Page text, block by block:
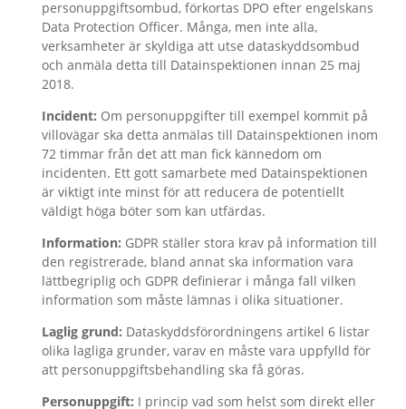
personuppgiftsombud, förkortas DPO efter engelskans
Data Protection Officer. Många, men inte alla,
verksamheter är skyldiga att utse dataskyddsombud
och anmäla detta till Datainspektionen innan 25 maj
2018.
Incident: Om personuppgifter till exempel kommit på
villovägar ska detta anmälas till Datainspektionen inom
72 timmar från det att man fick kännedom om
incidenten. Ett gott samarbete med Datainspektionen
är viktigt inte minst för att reducera de potentiellt
väldigt höga böter som kan utfärdas.
Information: GDPR ställer stora krav på information till
den registrerade, bland annat ska information vara
lättbegriplig och GDPR definierar i många fall vilken
information som måste lämnas i olika situationer.
Laglig grund: Dataskyddsförordningens artikel 6 listar
olika lagliga grunder, varav en måste vara uppfylld för
att personuppgiftsbehandling ska få göras.
Personuppgift: I princip vad som helst som direkt eller